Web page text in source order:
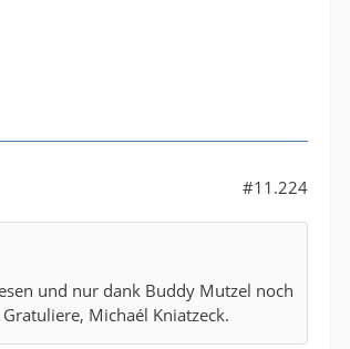
#11.224
und nur dank Buddy Mutzel noch
Michaél Kniatzeck.